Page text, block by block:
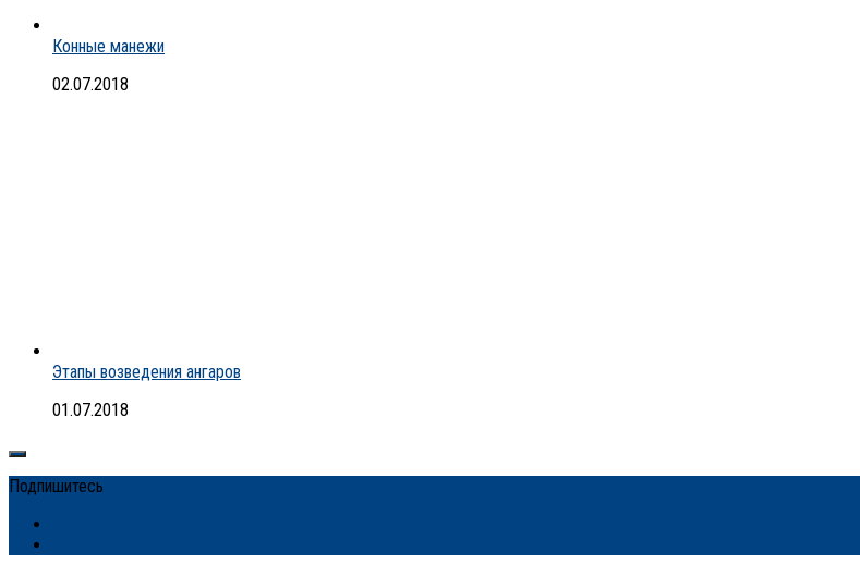
Конные манежи
02.07.2018
Этапы возведения ангаров
01.07.2018
Подпишитесь